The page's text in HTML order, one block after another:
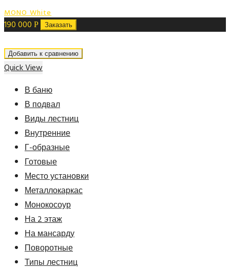
MONO White
190 000 Р Заказать
Добавить к сравнению
Quick View
В баню
В подвал
Виды лестниц
Внутренние
Г-образные
Готовые
Место установки
Металлокаркас
Монокосоур
На 2 этаж
На мансарду
Поворотные
Типы лестниц